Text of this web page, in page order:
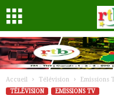
Accueil Télévision Emissions
TÉLÉVISION
EMISSIONS TV